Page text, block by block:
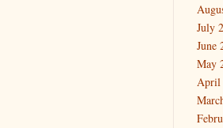
July
June
May
April